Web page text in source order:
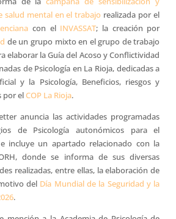
salud mental en el trabajo realizada por el
con el INVASSAT; la creación por
de un grupo mixto en el grupo de trabajo
elaborar la Guía del Acoso y Conflictividad
de Psicología en La Rioja, dedicadas a
y la Psicología, Beneficios, riesgos y
por elCOP La Rioja.
anuncia las actividades programadas
de Psicología autonómicos para el
incluye un apartado relacionado con la
donde se informa de sus diversas
realizadas, entre ellas, la elaboración de
del Día Mundial de la Seguridad y la
.